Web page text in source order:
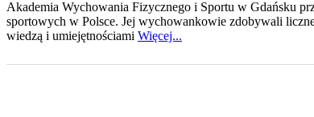
Akademia Wychowania Fizycznego i Sportu w Gdańsku
sportowych w Polsce. Jej wychowankowie zdobywali
wiedzą i umiejętnościami Więcej...